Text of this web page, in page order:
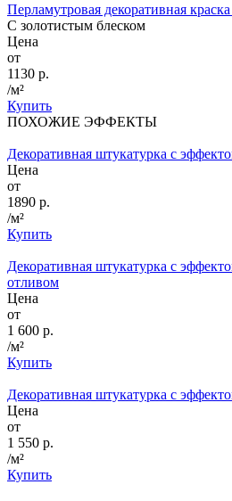
Перламутровая декоративная
С золотистым блеском
Цена
от
1130 р.
/м²
Купить
ПОХОЖИЕ ЭФФЕКТЫ
Декоративная штукатурка с
Цена
от
1890 р.
/м²
Купить
Декоративная штукатурка с
отливом
Цена
от
1 600 р.
/м²
Купить
Декоративная штукатурка с
Цена
от
1 550 р.
/м²
Купить